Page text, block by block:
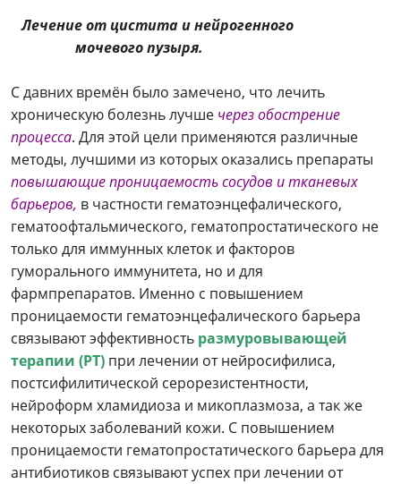
Лечение от цистита и нейрогенного
мочевого пузыря.
С давних времён было замечено, что лечить
хроническую болезнь лучше через обострение
процесса. Для этой цели применяются различные
методы, лучшими из которых оказались препараты
повышающие проницаемость сосудов и тканевых
барьеров, в частности гематоэнцефалического,
гематоофтальмического, гематопростатического не
только для иммунных клеток и факторов
гуморального иммунитета, но и для
фармпрепаратов. Именно с повышением
проницаемости гематоэнцефалического барьера
связывают эффективность размуровывающей
терапии (РТ) при лечении от нейросифилиса,
постсифилитической серорезистентности,
нейроформ хламидиоза и микоплазмоза, а так же
некоторых заболеваний кожи. С повышением
проницаемости гематопростатического барьера для
антибиотиков связывают успех при лечении от